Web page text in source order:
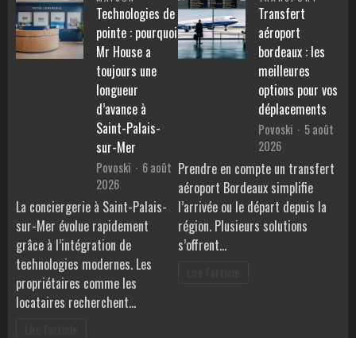
Technologies de
pointe : pourquoi
Mr House a
toujours une
longueur
d’avance à
Saint-Palais-
sur-Mer
Povoski
6 août
2026
La conciergerie à Saint-Palais-
sur-Mer évolue rapidement
grâce à l’intégration de
technologies modernes. Les
propriétaires comme les
locataires recherchent…
Transfert
aéroport
bordeaux : les
meilleures
options pour vos
déplacements
Povoski
5 août
2026
Prendre en compte un transfert
aéroport Bordeaux simplifie
l’arrivée ou le départ depuis la
région. Plusieurs solutions
s’offrent…